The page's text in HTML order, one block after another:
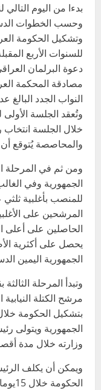
بدءا من اليوم التالي
وحسب الخطوات
وتشكيل الحكومة
للسنوات الأربع
مصادقة المحكمة
النواب الجدد البالغ عددهم
وتُعقد الجلسة الأولى
خلال الجلسة
والمحاصصة يُتوقع أن
ومن ثم في المرحلة
الجمهورية وفي
للمنصب بأغلبية
المرشحين على
الحاصلين على أعلى
يحصل على أكثرية
الجمهورية اليمين
وتبدأ المرحلة
مرشح الكتلة
الجمهورية ويتولى
وزارته خلال مدة أقصاها 30 يوما من تاريخ
ويمكن أن يكلف